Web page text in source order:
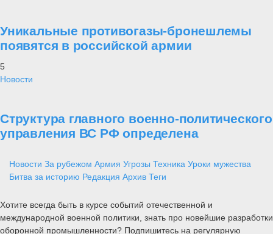
Уникальные противогазы-бронешлемы
появятся в российской армии
5
Новости
Структура главного военно-политического
управления ВС РФ определена
Новости За рубежом Армия Угрозы Техника Уроки мужества
Битва за историю Редакция Архив Теги
Хотите всегда быть в курсе событий отечественной и
международной военной политики, знать про новейшие разработки
оборонной промышленности? Подпишитесь на регулярную